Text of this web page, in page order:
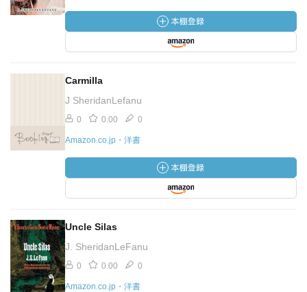
Carmilla
J SheridanLefanu
0 0.00 0
Amazon.co.jp・洋書
Uncle Silas
J. SheridanLeFanu
0 0.00 0
Amazon.co.jp・洋書